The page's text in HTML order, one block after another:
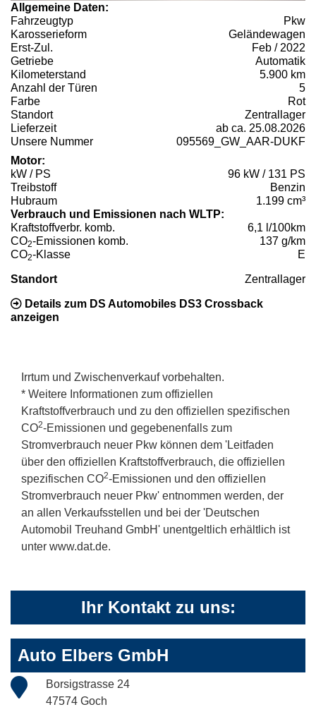
Allgemeine Daten:
Fahrzeugtyp
Pkw
Karosserieform
Geländewagen
Erst-Zul.
Feb / 2022
Getriebe
Automatik
Kilometerstand
5.900 km
Anzahl der Türen
5
Farbe
Rot
Standort
Zentrallager
Lieferzeit
ab ca. 25.08.2026
Unsere Nummer
095569_GW_AAR-DUKF
Motor:
kW / PS
96 kW / 131 PS
Treibstoff
Benzin
Hubraum
1.199 cm³
Verbrauch und Emissionen nach WLTP:
Kraftstoffverbr. komb.
6,1 l/100km
CO2-Emissionen komb.
137 g/km
CO2-Klasse E
Standort Zentrallager
Details zum DS Automobiles DS3 Crossback
anzeigen
Irrtum und Zwischenverkauf vorbehalten.
* Weitere Informationen zum offiziellen
Kraftstoffverbrauch und zu den offiziellen spezifischen
CO2-Emissionen und gegebenenfalls zum
Stromverbrauch neuer Pkw können dem 'Leitfaden
über den offiziellen Kraftstoffverbrauch, die offiziellen
spezifischen CO2-Emissionen und den offiziellen
Stromverbrauch neuer Pkw' entnommen werden, der
an allen Verkaufsstellen und bei der 'Deutschen
Automobil Treuhand GmbH' unentgeltlich erhältlich ist
unter www.dat.de.
Ihr Kontakt zu uns:
Auto Elbers GmbH
Borsigstrasse 24
47574 Goch